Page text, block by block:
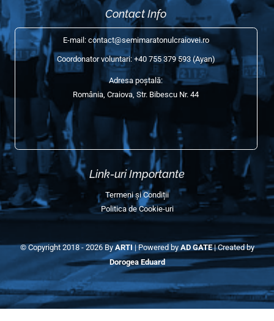
Edițiile Anterioare (Galerie)
Galerie Semimaraton 2025
Galerie Semimaraton 2024
Galerie Semimaraton 2023
Galerie Semimaraton 2022
Galerie Semimaraton 2018-2019
Contact Info
E-mail:contact@semimaratonulcraiovei.ro
Coordonator voluntari:+40 755 379 593(Ayan)
Adresa poștală:
România, Craiova, Str. Bibescu Nr. 44